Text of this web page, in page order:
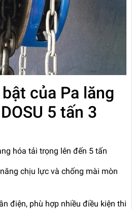
của Pa lăng
5 tấn 3
hóa tải trọng lên đến 5 tấn
chịu lực và chống mài mòn
điện, phù hợp nhiều điều kiện thi